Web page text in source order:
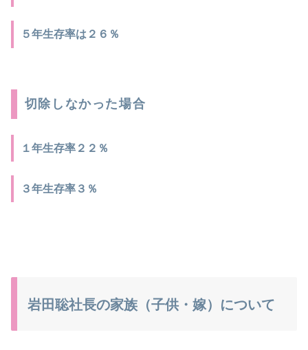
５年生存率は２６％
切除しなかった場合
１年生存率２２％
３年生存率３％
岩田聡社長の家族（子供・嫁）について